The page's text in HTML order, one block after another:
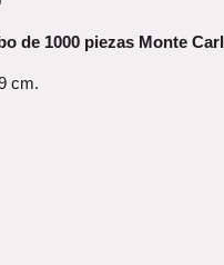
de 1000 piezas Monte
cm.